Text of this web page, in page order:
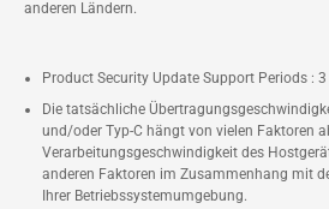
anderen Ländern.
Product Security Update Support Periods :
Die tatsächliche
und/oder Typ-C hängt von vielen Faktoren
Verarbeitungsgeschwindigkeit des
anderen Faktoren im Zusammenhang mit
Ihrer Betriebssystemumgebung.